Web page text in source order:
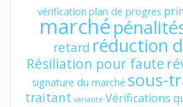
vérification plan de progres
marché
retard réduction
Résiliation pour faute
signature du marché sous-
traitant variante Vérifications